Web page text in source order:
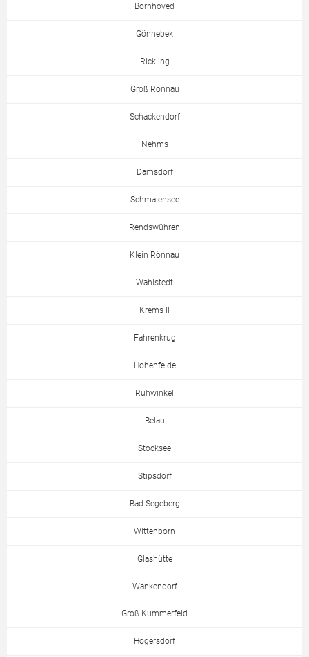
Bornhöved
Gönnebek
Rickling
Groß Rönnau
Schackendorf
Nehms
Damsdorf
Schmalensee
Rendswühren
Klein Rönnau
Wahlstedt
Krems II
Fahrenkrug
Hohenfelde
Ruhwinkel
Belau
Stocksee
Stipsdorf
Bad Segeberg
Wittenborn
Glashütte
Wankendorf
Groß Kummerfeld
Högersdorf